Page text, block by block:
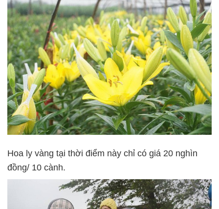
Hoa ly vàng tại thời điểm này chỉ có giá 20 nghìn
đồng/ 10 cành.